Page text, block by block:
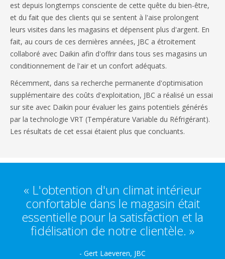
est depuis longtemps consciente de cette quête du bien-être,
et du fait que des clients qui se sentent à l'aise prolongent
leurs visites dans les magasins et dépensent plus d'argent. En
fait, au cours de ces dernières années, JBC a étroitement
collaboré avec Daikin afin d'offrir dans tous ses magasins un
conditionnement de l'air et un confort adéquats.
Récemment, dans sa recherche permanente d'optimisation
supplémentaire des coûts d'exploitation, JBC a réalisé un essai
sur site avec Daikin pour évaluer les gains potentiels générés
par la technologie VRT (Température Variable du Réfrigérant).
Les résultats de cet essai étaient plus que concluants.
« L'obtention d'un climat intérieur
confortable dans le magasin était
essentielle pour la satisfaction et la
fidélisation de notre clientèle. »
- Gert Laeveren, JBC